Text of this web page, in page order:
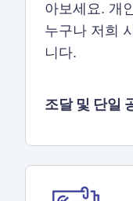
아보세요. 개
누구나 저희
니다.
조달 및 단일